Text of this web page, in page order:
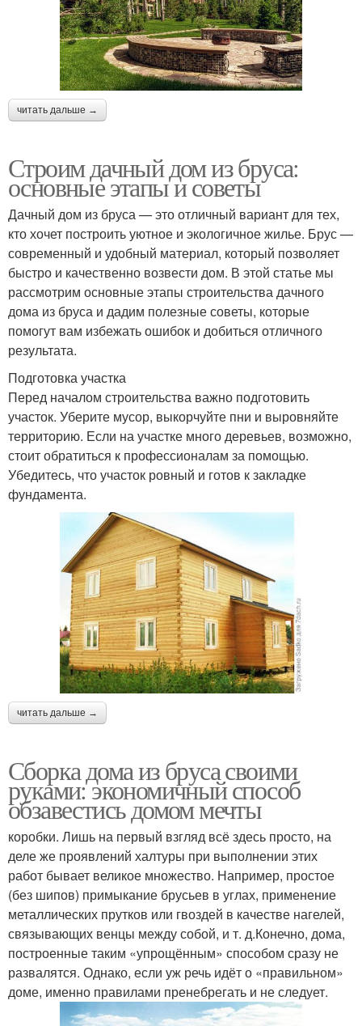
читать дальше →
Строим дачный дом из бруса:
основные этапы и советы
Дачный дом из бруса — это отличный вариант для тех,
кто хочет построить уютное и экологичное жилье. Брус —
современный и удобный материал, который позволяет
быстро и качественно возвести дом. В этой статье мы
рассмотрим основные этапы строительства дачного
дома из бруса и дадим полезные советы, которые
помогут вам избежать ошибок и добиться отличного
результата.
Подготовка участка
Перед началом строительства важно подготовить
участок. Уберите мусор, выкорчуйте пни и выровняйте
территорию. Если на участке много деревьев, возможно,
стоит обратиться к профессионалам за помощью.
Убедитесь, что участок ровный и готов к закладке
фундамента.
читать дальше →
Сборка дома из бруса своими
руками: экономичный способ
обзавестись домом мечты
коробки. Лишь на первый взгляд всё здесь просто, на
деле же проявлений халтуры при выполнении этих
работ бывает великое множество. Например, простое
(без шипов) примыкание брусьев в углах, применение
металлических прутков или гвоздей в качестве нагелей,
связывающих венцы между собой, и т. д.Конечно, дома,
построенные таким «упрощённым» способом сразу не
развалятся. Однако, если уж речь идёт о «правильном»
доме, именно правилами пренебрегать и не следует.